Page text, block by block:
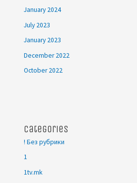
January 2024
July 2023
January 2023
December 2022
October 2022
Categories
! Без рубрики
1
1tv.mk